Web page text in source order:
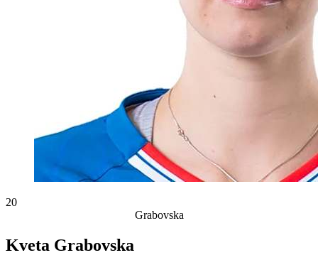
20
Grabovska
Kveta Grabovska